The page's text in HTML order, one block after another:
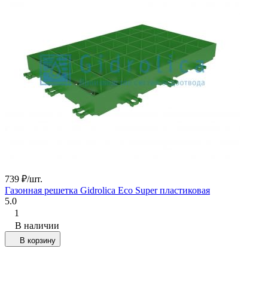
739 ₽/шт.
Газонная решетка Gidrolica Eco Super пластиковая
5.0
1
В наличии
В корзину